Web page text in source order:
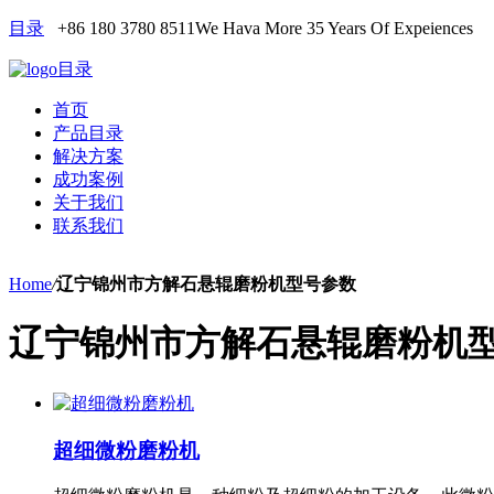
目录 +86 180 3780 8511We Hava More 35 Years Of Expeiences
目录
首页
产品目录
解决方案
成功案例
关于我们
联系我们
Home/辽宁锦州市方解石悬辊磨粉机型号参数
辽宁锦州市方解石悬辊磨粉机
超细微粉磨粉机